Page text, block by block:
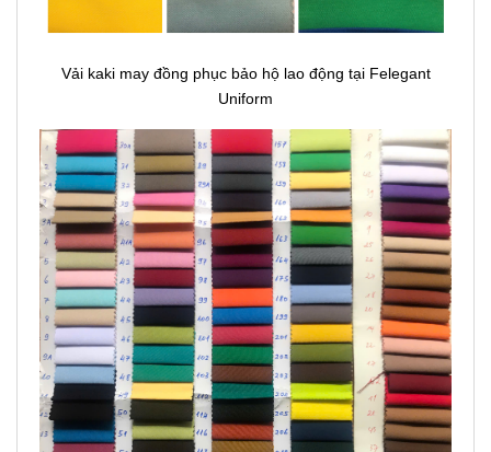
Vải kaki may đồng phục bảo hộ lao động tại Felegant
Uniform